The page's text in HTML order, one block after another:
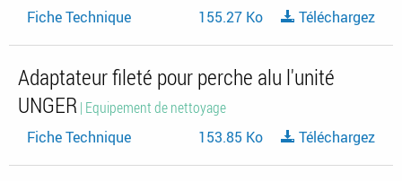
Fiche Technique
155.27 Ko Téléchargez
Adaptateur fileté pour perche alu l'unité
UNGER | Equipement de nettoyage
Fiche Technique
153.85 Ko Téléchargez